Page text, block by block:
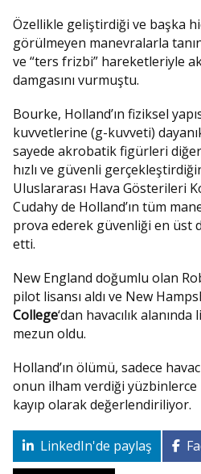
Özellikle geliştirdiği ve başka
görülmeyen manevralarla
ve “ters frizbi” hareketleriyle
damgasını vurmuştu.
Bourke, Holland’ın fiziksel
kuvvetlerine (g-kuvveti)
sayede akrobatik figürleri
hızlı ve güvenli
Uluslararası Hava Gösterileri
Cudahy de Holland’ın tüm
prova ederek güvenliği en üst
etti.
New England doğumlu olan
pilot lisansı aldı ve New
College‘dan havacılık
mezun oldu.
Holland’ın ölümü, sadece
onun ilham verdiği
kayıp olarak değerlendiriliyor.
LinkedIn'de paylaş